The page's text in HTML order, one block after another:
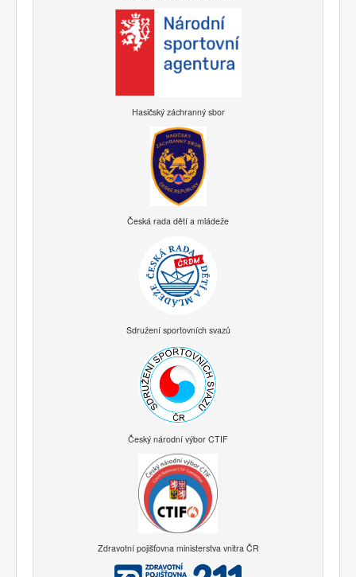
Hasičský záchranný sbor
Česká rada dětí a mládeže
Sdružení sportovních svazů
Český národní výbor CTIF
Zdravotní pojišťovna ministerstva vnitra ČR